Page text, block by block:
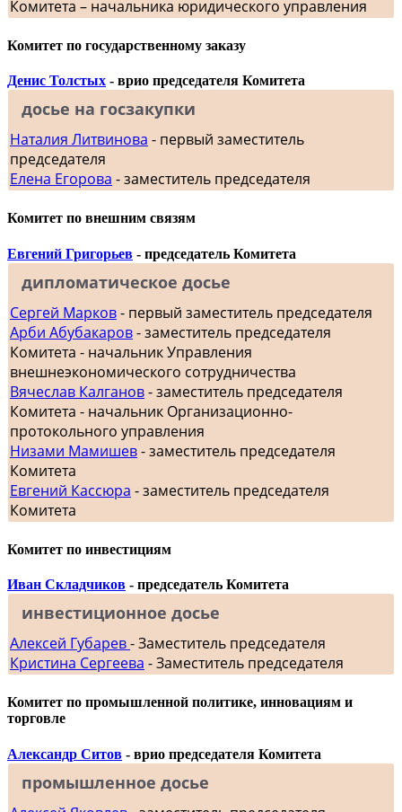
Комитета – начальника юридического управления
Комитет по государственному заказу
Денис Толстых - врио председателя Комитета
досье на госзакупки
Наталия Литвинова - первый заместитель
председателя
Елена Егорова - заместитель председателя
Комитет по внешним связям
Евгений Григорьев - председатель Комитета
дипломатическое досье
Сергей Марков- первый заместитель председателя
Арби Абубакаров- заместитель председателя
Комитета - начальник Управления
внешнеэкономического сотрудничества
Вячеслав Калганов- заместитель председателя
Комитета - начальник Организационно-
протокольного управления
Низами Мамишев- заместитель председателя
Комитета
Евгений Кассюра - заместитель председателя
Комитета
Комитет по инвестициям
Иван Складчиков - председатель Комитета
инвестиционное досье
Алексей Губарев- Заместитель председателя
Кристина Сергеева - Заместитель председателя
Комитет по промышленной политике, инновациям и
торговле
Александр Ситов - врио председателя Комитета
промышленное досье